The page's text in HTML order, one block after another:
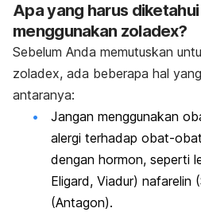
Apa yang harus
menggunakan zoladex?
Sebelum Anda memutuskan
zoladex, ada beberapa hal
antaranya:
Jangan menggunakan
alergi terhadap obat-
dengan hormon, seperti
Eligard, Viadur) nafarelin
(Antagon).